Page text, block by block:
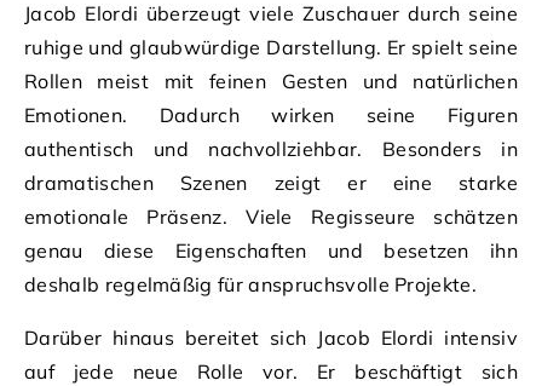
Jacob Elordi überzeugt viele Zuschauer durch seine
ruhige und glaubwürdige Darstellung. Er spielt seine
Rollen meist mit feinen Gesten und natürlichen
Emotionen. Dadurch wirken seine Figuren
authentisch und nachvollziehbar. Besonders in
dramatischen Szenen zeigt er eine starke
emotionale Präsenz. Viele Regisseure schätzen
genau diese Eigenschaften und besetzen ihn
deshalb regelmäßig für anspruchsvolle Projekte.
Darüber hinaus bereitet sich Jacob Elordi intensiv
auf jede neue Rolle vor. Er beschäftigt sich